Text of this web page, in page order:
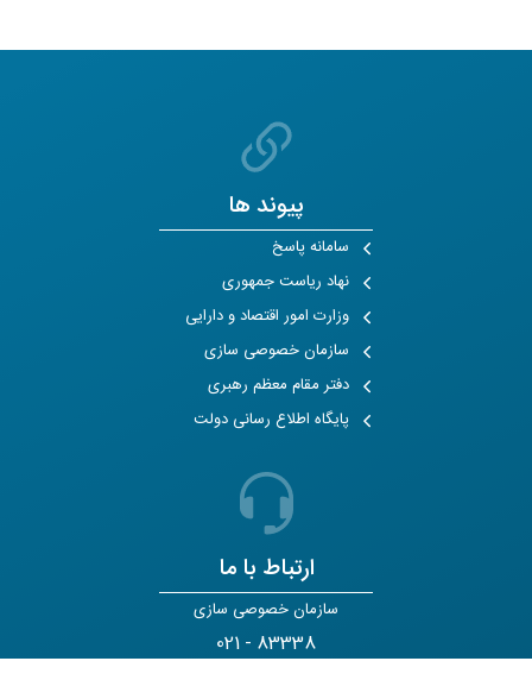
پیوند ها
سامانه پاسخ
نهاد ریاست جمهوری
وزارت امور اقتصاد و دارایی
سازمان خصوصی سازی
دفتر مقام معظم رهبری
پایگاه اطلاع رسانی دولت
ارتباط با ما
سازمان خصوصی سازی
021 - 83338